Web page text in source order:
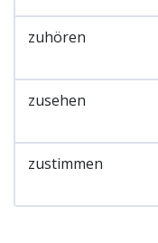
zuhören
zusehen
zustimmen